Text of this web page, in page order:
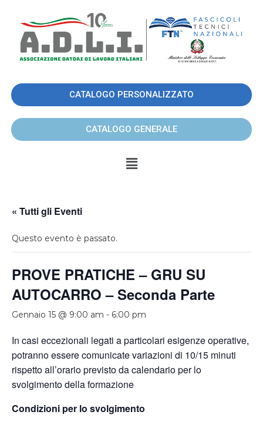
CATALOGO PERSONALIZZATO
CATALOGO GENERALE
« Tutti gli Eventi
Questo evento è passato.
PROVE PRATICHE – GRU SU
AUTOCARRO – Seconda Parte
Gennaio 15 @ 9:00 am - 6:00 pm
In casi eccezionali legati a particolari esigenze operative,
potranno essere comunicate variazioni di 10/15 minuti
rispetto all’orario previsto da calendario per lo
svolgimento della formazione
Condizioni per lo svolgimento